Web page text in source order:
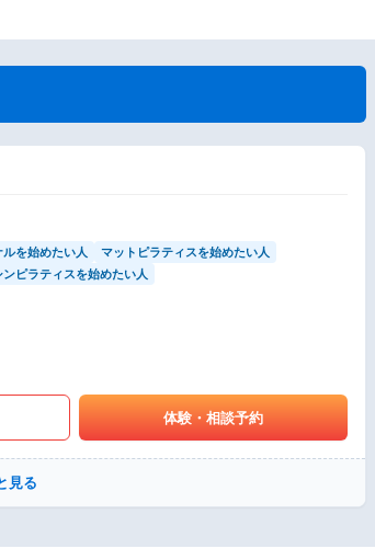
を始めたい人
マットピラティスを始めたい人
ンピラティスを始めたい人
体験・相談予約
見る